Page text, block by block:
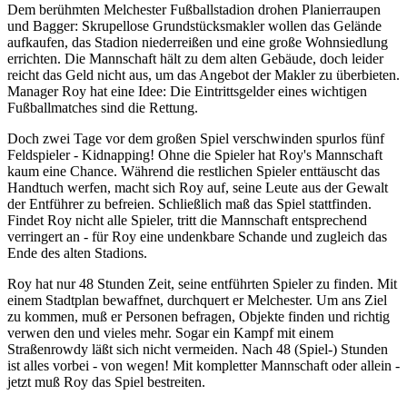
Dem berühmten Melchester Fußballstadion drohen Planierraupen
und Bagger: Skrupellose Grundstücksmakler wollen das Gelände
aufkaufen, das Stadion niederreißen und eine große Wohnsiedlung
errichten. Die Mannschaft hält zu dem alten Gebäude, doch leider
reicht das Geld nicht aus, um das Angebot der Makler zu überbieten.
Manager Roy hat eine Idee: Die Eintrittsgelder eines wichtigen
Fußballmatches sind die Rettung.
Doch zwei Tage vor dem großen Spiel verschwinden spurlos fünf
Feldspieler - Kidnapping! Ohne die Spieler hat Roy's Mannschaft
kaum eine Chance. Während die restlichen Spieler enttäuscht das
Handtuch werfen, macht sich Roy auf, seine Leute aus der Gewalt
der Entführer zu befreien. Schließlich maß das Spiel stattfinden.
Findet Roy nicht alle Spieler, tritt die Mannschaft entsprechend
verringert an - für Roy eine undenkbare Schande und zugleich das
Ende des alten Stadions.
Roy hat nur 48 Stunden Zeit, seine entführten Spieler zu finden. Mit
einem Stadtplan bewaffnet, durchquert er Melchester. Um ans Ziel
zu kommen, muß er Personen befragen, Objekte finden und richtig
verwen den und vieles mehr. Sogar ein Kampf mit einem
Straßenrowdy läßt sich nicht vermeiden. Nach 48 (Spiel-) Stunden
ist alles vorbei - von wegen! Mit kompletter Mannschaft oder allein -
jetzt muß Roy das Spiel bestreiten.